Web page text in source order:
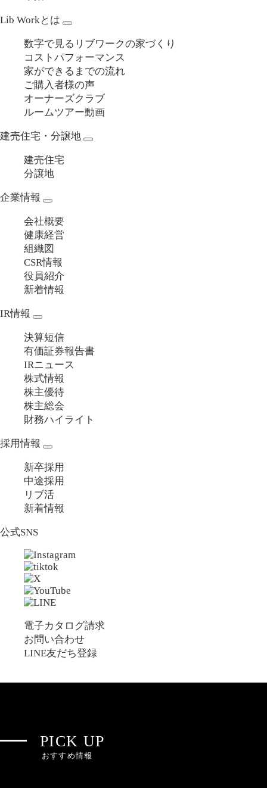
Lib Workとは
数字で見るリブワークの家づくり
コストパフォーマンス
家ができるまでの流れ
ご購入者様の声
オーナーズクラブ
ルームツアー動画
建売住宅・分譲地
建売住宅
分譲地
企業情報
会社概要
健康経営
組織図
CSR情報
役員紹介
新着情報
IR情報
決算短信
有価証券報告書
IRニュース
株式情報
株主優待
株主総会
財務ハイライト
採用情報
新卒採用
中途採用
リブ活
新着情報
公式SNS
電子カタログ請求
お問い合わせ
LINE友だち登録
PICK UP
おすすめ情報